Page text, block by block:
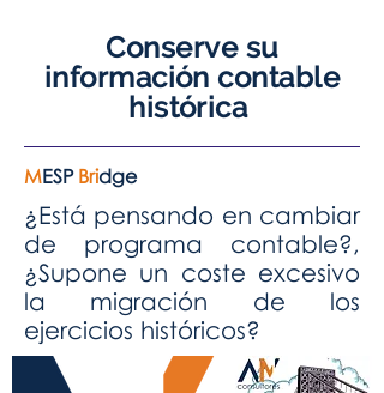
Conserve su
información contable
histórica
MESP Bridge
¿Está pensando en cambiar
de programa contable?,
¿Supone un coste excesivo
la migración de los
ejercicios históricos?